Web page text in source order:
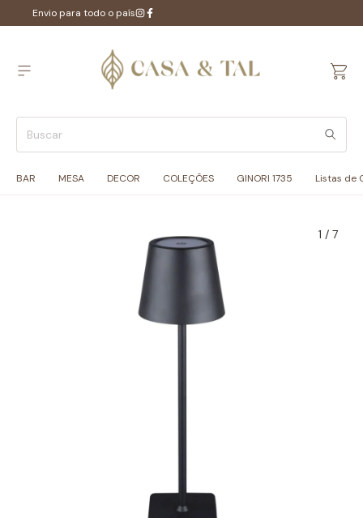
Envio para todo o país
BAR MESA DECOR COLEÇÕES GINORI 1735 Listas de
1 / 7